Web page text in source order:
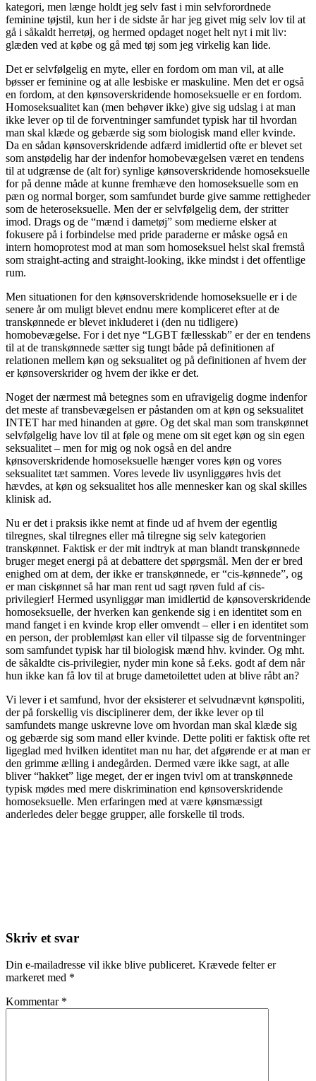
kategori, men længe holdt jeg selv fast i min selvforordnede
feminine tøjstil, kun her i de sidste år har jeg givet mig selv lov til at
gå i såkaldt herretøj, og hermed opdaget noget helt nyt i mit liv:
glæden ved at købe og gå med tøj som jeg virkelig kan lide.
Det er selvfølgelig en myte, eller en fordom om man vil, at alle
bøsser er feminine og at alle lesbiske er maskuline. Men det er også
en fordom, at den kønsoverskridende homoseksuelle er en fordom.
Homoseksualitet kan (men behøver ikke) give sig udslag i at man
ikke lever op til de forventninger samfundet typisk har til hvordan
man skal klæde og gebærde sig som biologisk mand eller kvinde.
Da en sådan kønsoverskridende adfærd imidlertid ofte er blevet set
som anstødelig har der indenfor homobevægelsen været en tendens
til at udgrænse de (alt for) synlige kønsoverskridende homoseksuelle
for på denne måde at kunne fremhæve den homoseksuelle som en
pæn og normal borger, som samfundet burde give samme rettigheder
som de heteroseksuelle. Men der er selvfølgelig dem, der stritter
imod. Drags og de “mænd i dametøj” som medierne elsker at
fokusere på i forbindelse med pride paraderne er måske også en
intern homoprotest mod at man som homoseksuel helst skal fremstå
som straight-acting and straight-looking, ikke mindst i det offentlige
rum.
Men situationen for den kønsoverskridende homoseksuelle er i de
senere år om muligt blevet endnu mere kompliceret efter at de
transkønnede er blevet inkluderet i (den nu tidligere)
homobevægelse. For i det nye “LGBT fællesskab” er der en tendens
til at de transkønnede sætter sig tungt både på definitionen af
relationen mellem køn og seksualitet og på definitionen af hvem der
er kønsoverskrider og hvem der ikke er det.
Noget der nærmest må betegnes som en ufravigelig dogme indenfor
det meste af transbevægelsen er påstanden om at køn og seksualitet
INTET har med hinanden at gøre. Og det skal man som transkønnet
selvfølgelig have lov til at føle og mene om sit eget køn og sin egen
seksualitet – men for mig og nok også en del andre
kønsoverskridende homoseksuelle hænger vores køn og vores
seksualitet tæt sammen. Vores levede liv usynliggøres hvis det
hævdes, at køn og seksualitet hos alle mennesker kan og skal skilles
klinisk ad.
Nu er det i praksis ikke nemt at finde ud af hvem der egentlig
tilregnes, skal tilregnes eller må tilregne sig selv kategorien
transkønnet. Faktisk er der mit indtryk at man blandt transkønnede
bruger meget energi på at debattere det spørgsmål. Men der er bred
enighed om at dem, der ikke er transkønnede, er “cis-kønnede”, og
er man ciskønnet så har man rent ud sagt røven fuld af cis-
privilegier! Hermed usynliggør man imidlertid de kønsoverskridende
homoseksuelle, der hverken kan genkende sig i en identitet som en
mand fanget i en kvinde krop eller omvendt – eller i en identitet som
en person, der problemløst kan eller vil tilpasse sig de forventninger
som samfundet typisk har til biologisk mænd hhv. kvinder. Og mht.
de såkaldte cis-privilegier, nyder min kone så f.eks. godt af dem når
hun ikke kan få lov til at bruge dametoilettet uden at blive råbt an?
Vi lever i et samfund, hvor der eksisterer et selvudnævnt kønspoliti,
der på forskellig vis disciplinerer dem, der ikke lever op til
samfundets mange uskrevne love om hvordan man skal klæde sig
og gebærde sig som mand eller kvinde. Dette politi er faktisk ofte ret
ligeglad med hvilken identitet man nu har, det afgørende er at man er
den grimme ælling i andegården. Dermed være ikke sagt, at alle
bliver “hakket” lige meget, der er ingen tvivl om at transkønnede
typisk mødes med mere diskrimination end kønsoverskridende
homoseksuelle. Men erfaringen med at være kønsmæssigt
anderledes deler begge grupper, alle forskelle til trods.
Skriv et svar
Din e-mailadresse vil ikke blive publiceret. Krævede felter er
markeret med *
Kommentar *